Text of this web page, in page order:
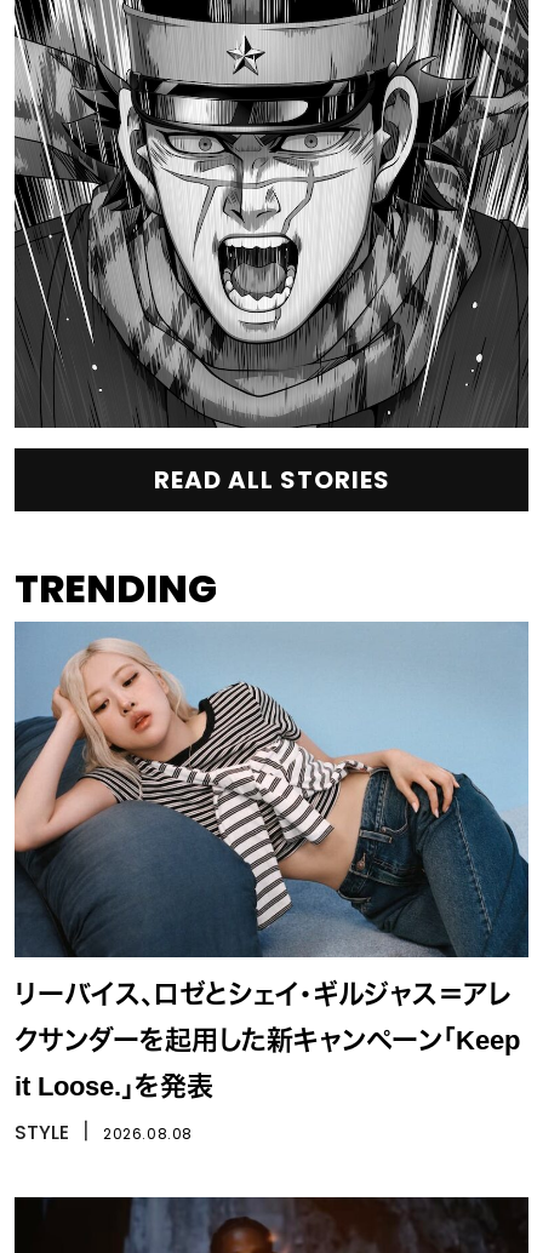
READ ALL STORIES
TRENDING
リーバイス、ロゼとシェイ・ギルジャス＝アレ
クサンダーを起用した新キャンペーン「Keep
it Loose.」を発表
STYLE 2026.08.08